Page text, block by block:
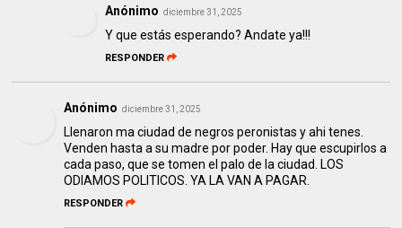
Anónimo diciembre 31, 2025
Y que estás esperando? Andate ya!!!
RESPONDER
Anónimo diciembre 31, 2025
Llenaron ma ciudad de negros peronistas y ahi tenes.
Venden hasta a su madre por poder. Hay que escupirlos a
cada paso, que se tomen el palo de la ciudad. LOS
ODIAMOS POLITICOS. YA LA VAN A PAGAR.
RESPONDER